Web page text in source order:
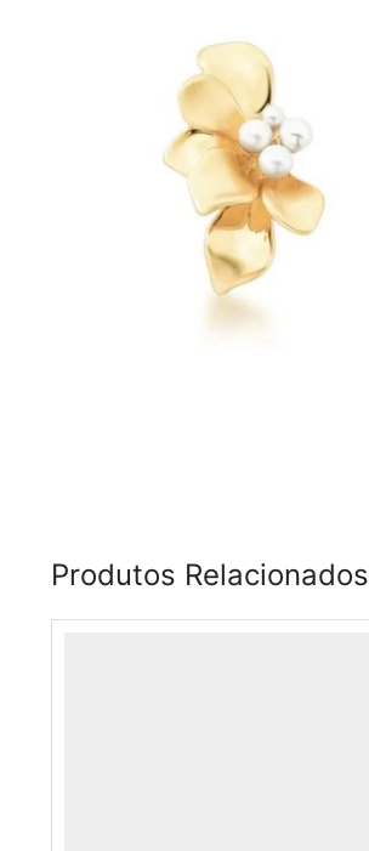
Produtos Relacionados